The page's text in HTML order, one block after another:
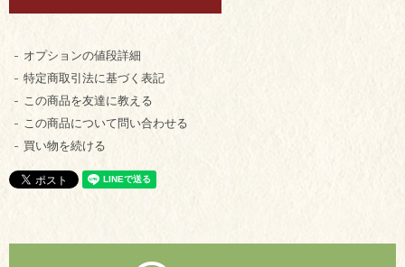
オプションの値段詳細
特定商取引法に基づく表記
この商品を友達に教える
この商品について問い合わせる
買い物を続ける